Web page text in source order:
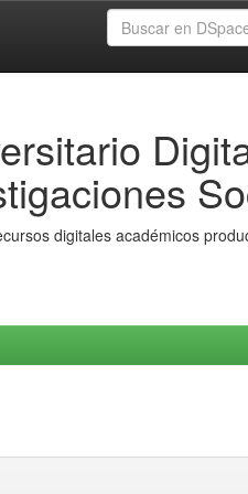
digitales académicos